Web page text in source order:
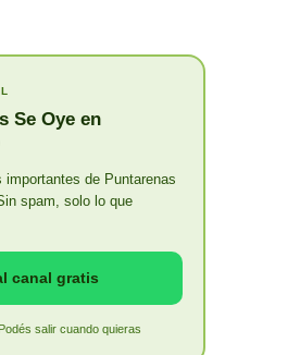
Se Oye en
de Puntarenas
spam, solo lo que
canal gratis
salir cuando quieras